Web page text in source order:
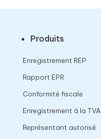
Produits
Enregistrement REP
Rapport EPR
Conformité fiscale
Enregistrement à la TVA
Représentant autorisé